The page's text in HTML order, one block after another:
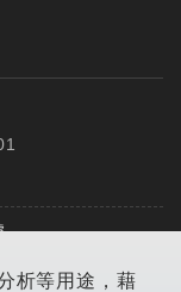
析等用途，藉